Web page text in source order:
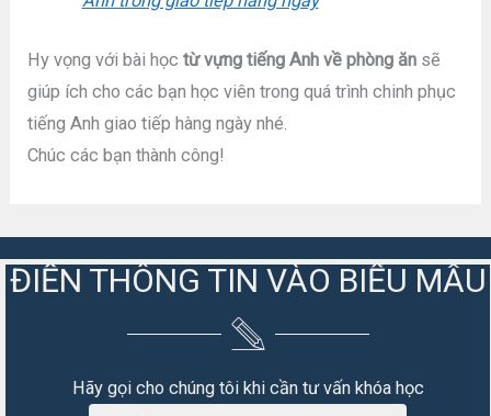
Hy vọng với bài họctừ vựng tiếng Anh về phòng ăn sẽ
giúp ích cho các bạn học viên trong quá trình chinh phục
tiếng Anh giao tiếp hàng ngày nhé.
Chúc các bạn thành công!
ĐIỀN THÔNG TIN VÀO BIỂU MẪU
Hãy gọi cho chúng tôi khi cần tư vấn khóa học